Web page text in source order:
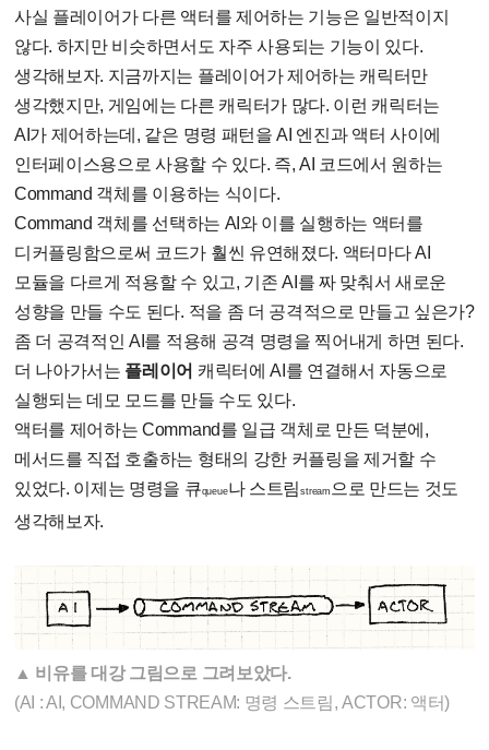
사실 플레이어가 다른 액터를 제어하는 기능은 일반적이지
않다. 하지만 비슷하면서도 자주 사용되는 기능이 있다.
생각해보자. 지금까지는 플레이어가 제어하는 캐릭터만
생각했지만, 게임에는 다른 캐릭터가 많다. 이런 캐릭터는
AI가 제어하는데, 같은 명령 패턴을 AI 엔진과 액터 사이에
인터페이스용으로 사용할 수 있다. 즉, AI 코드에서 원하는
Command 객체를 이용하는 식이다.
Command 객체를 선택하는 AI와 이를 실행하는 액터를
디커플링함으로써 코드가 훨씬 유연해졌다. 액터마다 AI
모듈을 다르게 적용할 수 있고, 기존 AI를 짜 맞춰서 새로운
성향을 만들 수도 된다. 적을 좀 더 공격적으로 만들고 싶은가?
좀 더 공격적인 AI를 적용해 공격 명령을 찍어내게 하면 된다.
더 나아가서는 플레이어 캐릭터에 AI를 연결해서 자동으로
실행되는 데모 모드를 만들 수도 있다.
액터를 제어하는 Command를 일급 객체로 만든 덕분에,
메서드를 직접 호출하는 형태의 강한 커플링을 제거할 수
있었다. 이제는 명령을 큐queue나 스트림stream 으로 만드는 것도
생각해보자.
▲ 비유를 대강 그림으로 그려보았다.
(AI : AI, COMMAND STREAM: 명령 스트림, ACTOR: 액터)